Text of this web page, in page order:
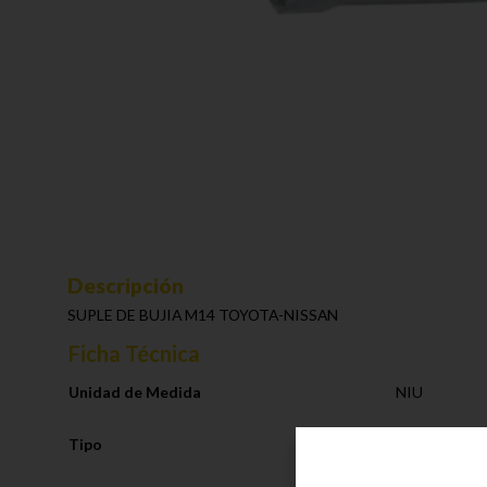
Descripción
SUPLE DE BUJIA M14 TOYOTA-NISSAN
Ficha Técnica
Unidad de Medida NIU
Tipo